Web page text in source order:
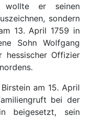
wollte er seinen
sondern
13. April 1759 in
Sohn Wolfgang
hessischer Offizier
am 15. April
bei der
beigesetzt, sein